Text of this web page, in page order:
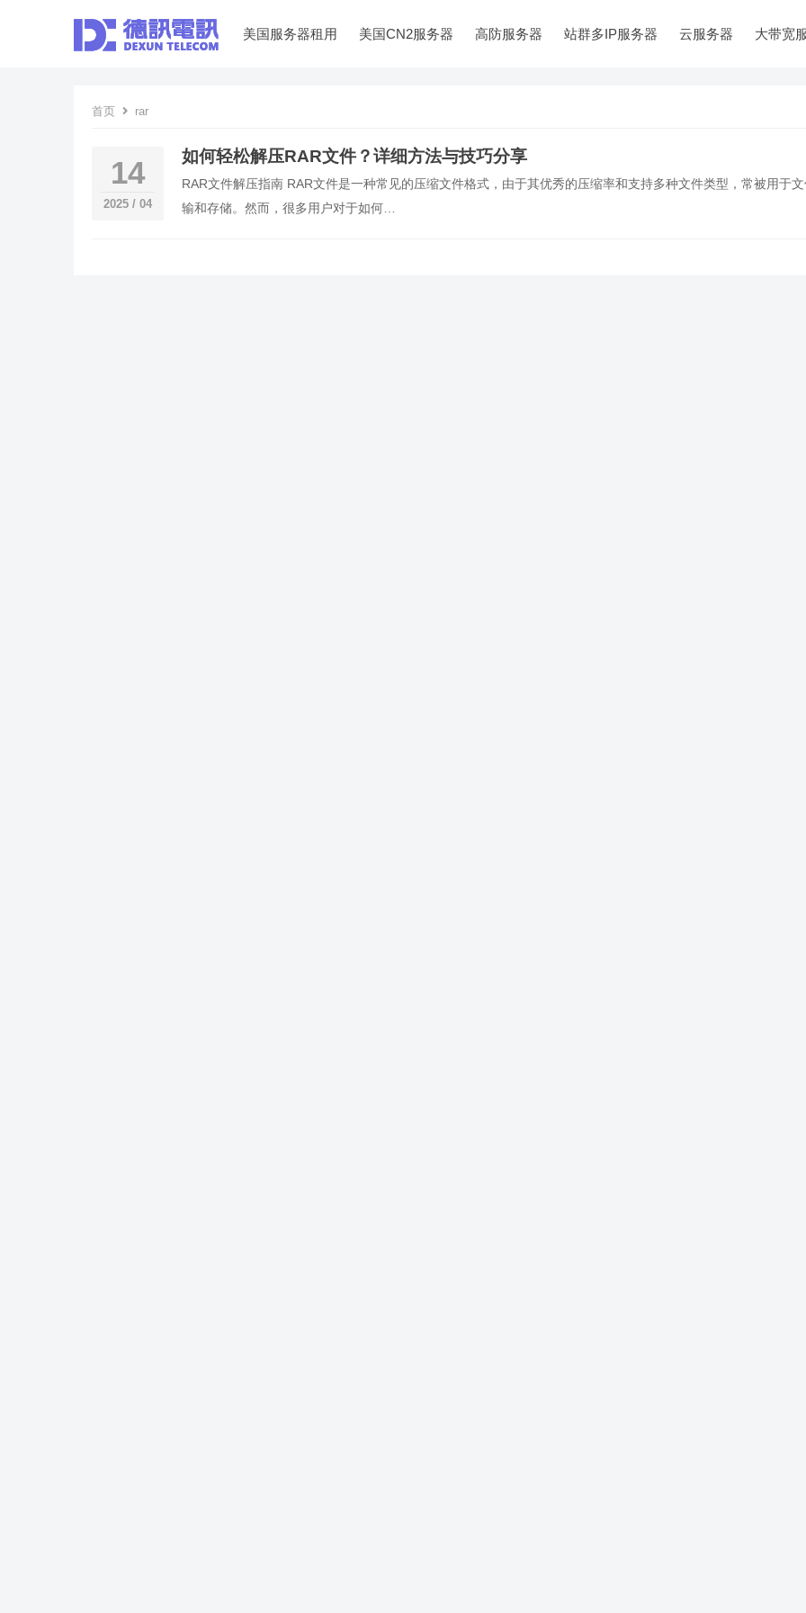
美国服务器租用 美国CN2服务器 高防服务器 站群多IP服务器 云服务器 大带宽
首页 rar
14
2025 / 04
如何轻松解压RAR文件？详细方法与技巧分享
RAR文件解压指南 RAR文件是一种常见的压缩文件格式，由于其优秀的压缩率和支持多种文件类型，常被用于
输和存储。然而，很多用户对于如何…